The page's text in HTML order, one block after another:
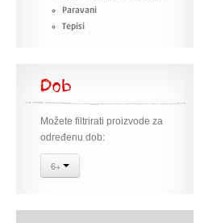
Paravani
Tepisi
Dob
Možete filtrirati proizvode za
određenu dob:
6+